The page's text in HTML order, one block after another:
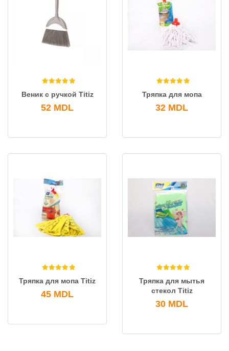
Веник с ручкой Titiz
52 MDL
Тряпка для мопа
32 MDL
Тряпка для мопа Titiz
45 MDL
Тряпка для мытья
стекол Titiz
30 MDL